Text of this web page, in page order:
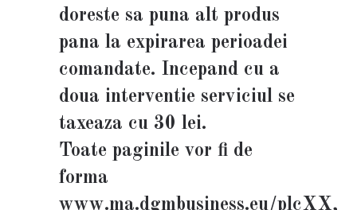
doreste sa puna alt produs
pana la expirarea perioadei
comandate. Incepand cu a
doua interventie serviciul se
taxeaza cu 30 lei.
Toate paginile vor fi de
forma
www.ma.dgmbusiness.eu/plcXX,